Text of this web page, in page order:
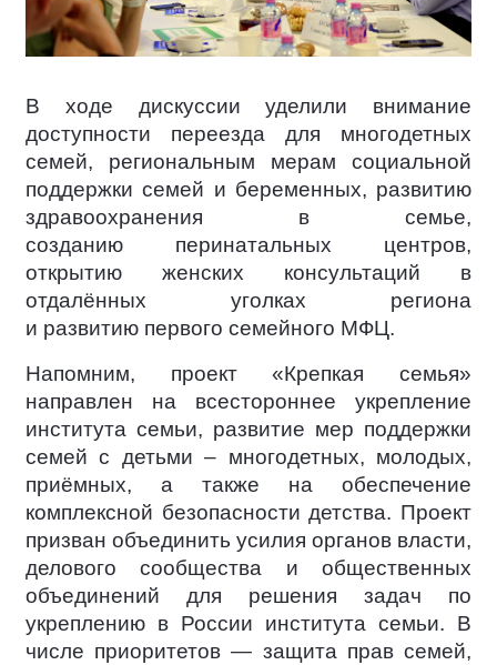
В ходе дискуссии уделили внимание
доступности переезда для многодетных
семей, региональным мерам социальной
поддержки семей и беременных, развитию
здравоохранения в семье,
созданию перинатальных центров,
открытию женских консультаций в
отдалённых уголках региона
и развитию первого семейного МФЦ.
Напомним, проект «Крепкая семья»
направлен на всестороннее укрепление
института семьи, развитие мер поддержки
семей с детьми – многодетных, молодых,
приёмных, а также на обеспечение
комплексной безопасности детства. Проект
призван объединить усилия органов власти,
делового сообщества и общественных
объединений для решения задач по
укреплению в России института семьи. В
числе приоритетов — защита прав семей,